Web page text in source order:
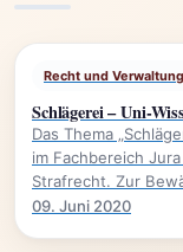
Recht und Verwaltung
Schlägerei – Uni-
Das Thema
im Fachbereich
Strafrecht. Zur
09. Juni 2020